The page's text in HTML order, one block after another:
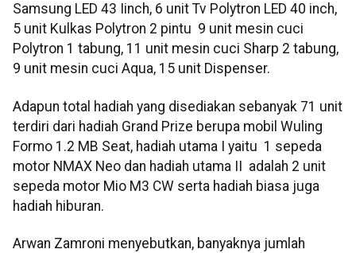
Samsung LED 43 Iinch, 6 unit Tv Polytron LED 40 inch,
5 unit Kulkas Polytron 2 pintu 9 unit mesin cuci
Polytron 1 tabung, 11 unit mesin cuci Sharp 2 tabung,
9 unit mesin cuci Aqua, 15 unit Dispenser.
Adapun total hadiah yang disediakan sebanyak 71 unit
terdiri dari hadiah Grand Prize berupa mobil Wuling
Formo 1.2 MB Seat, hadiah utama I yaitu 1 sepeda
motor NMAX Neo dan hadiah utama II adalah 2 unit
sepeda motor Mio M3 CW serta hadiah biasa juga
hadiah hiburan.
Arwan Zamroni menyebutkan, banyaknya jumlah